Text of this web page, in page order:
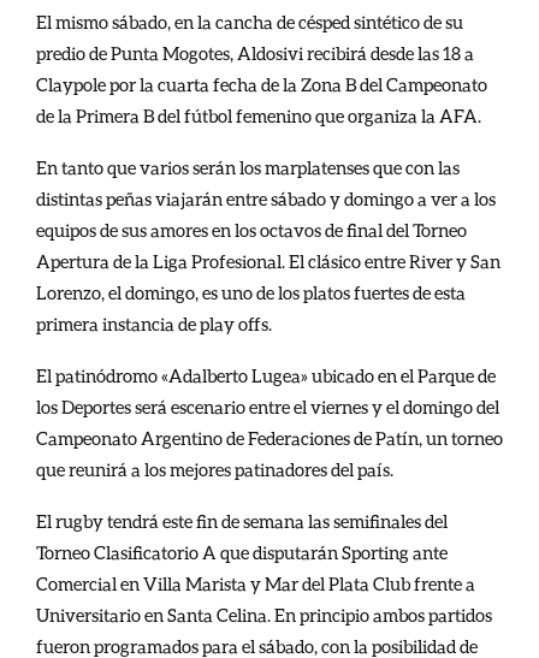
El mismo sábado, en la cancha de césped sintético de su
predio de Punta Mogotes, Aldosivi recibirá desde las 18 a
Claypole por la cuarta fecha de la Zona B del Campeonato
de la Primera B del fútbol femenino que organiza la AFA.
En tanto que varios serán los marplatenses que con las
distintas peñas viajarán entre sábado y domingo a ver a los
equipos de sus amores en los octavos de final del Torneo
Apertura de la Liga Profesional. El clásico entre River y San
Lorenzo, el domingo, es uno de los platos fuertes de esta
primera instancia de play offs.
El patinódromo «Adalberto Lugea» ubicado en el Parque de
los Deportes será escenario entre el viernes y el domingo del
Campeonato Argentino de Federaciones de Patín, un torneo
que reunirá a los mejores patinadores del país.
El rugby tendrá este fin de semana las semifinales del
Torneo Clasificatorio A que disputarán Sporting ante
Comercial en Villa Marista y Mar del Plata Club frente a
Universitario en Santa Celina. En principio ambos partidos
fueron programados para el sábado, con la posibilidad de